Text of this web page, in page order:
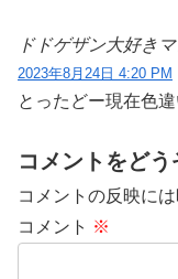
ドドゲザン大好き
2023年8月24日 4:20 PM
とったどー現在色
コメントをどう
コメントの反映に
コメント ※